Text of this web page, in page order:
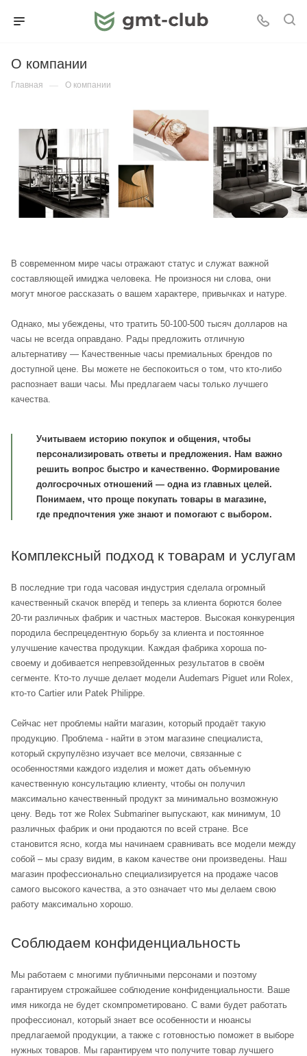
О компании
Главная — О компании
В современном мире часы отражают статус и служат важной
составляющей имиджа человека. Не произнося ни слова, они
могут многое рассказать о вашем характере, привычках и натуре.
Однако, мы убеждены, что тратить 50-100-500 тысяч долларов на
часы не всегда оправдано. Рады предложить отличную
альтернативу — Качественные часы премиальных брендов по
доступной цене. Вы можете не беспокоиться о том, что кто-либо
распознает ваши часы. Мы предлагаем часы только лучшего
качества.
Учитываем историю покупок и общения, чтобы
персонализировать ответы и предложения. Нам важно
решить вопрос быстро и качественно. Формирование
долгосрочных отношений — одна из главных целей.
Понимаем, что проще покупать товары в магазине,
где предпочтения уже знают и помогают с выбором.
Комплексный подход к товарам и услугам
В последние три года часовая индустрия сделала огромный
качественный скачок вперёд и теперь за клиента борются более
20-ти различных фабрик и частных мастеров. Высокая конкуренция
породила беспрецедентную борьбу за клиента и постоянное
улучшение качества продукции. Каждая фабрика хороша по-
своему и добивается непревзойденных результатов в своём
сегменте. Кто-то лучше делает модели Audemars Piguet или Rolex,
кто-то Cartier или Patek Philippe.
Сейчас нет проблемы найти магазин, который продаёт такую
продукцию. Проблема - найти в этом магазине специалиста,
который скрупулёзно изучает все мелочи, связанные с
особенностями каждого изделия и может дать объемную
качественную консультацию клиенту, чтобы он получил
максимально качественный продукт за минимально возможную
цену. Ведь тот же Rolex Submariner выпускают, как минимум, 10
различных фабрик и они продаются по всей стране. Все
становится ясно, когда мы начинаем сравнивать все модели между
собой – мы сразу видим, в каком качестве они произведены. Наш
магазин профессионально специализируется на продаже часов
самого высокого качества, а это означает что мы делаем свою
работу максимально хорошо.
Соблюдаем конфиденциальность
Мы работаем с многими публичными персонами и поэтому
гарантируем строжайшее соблюдение конфиденциальности. Ваше
имя никогда не будет скомпрометировано. С вами будет работать
профессионал, который знает все особенности и нюансы
предлагаемой продукции, а также с готовностью поможет в выборе
нужных товаров. Мы гарантируем что получите товар лучшего